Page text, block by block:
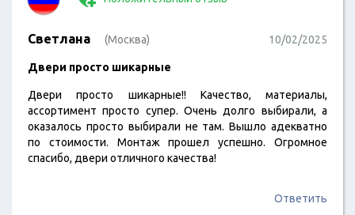
Светлана (Москва) 10/02/2025
Двери просто шикарные
Двери просто шикарные!! Качество, материалы,
ассортимент просто супер. Очень долго выбирали, а
оказалось просто выбирали не там. Вышло адекватно
по стоимости. Монтаж прошел успешно. Огромное
спасибо, двери отличного качества!
Ответить